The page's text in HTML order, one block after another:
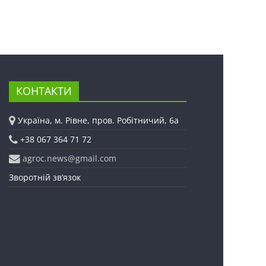
КОНТАКТИ
Україна, м. Рівне, пров. Робітничий, 6а
+38 067 364 71 72
agroc.news@gmail.com
Зворотній зв’язок